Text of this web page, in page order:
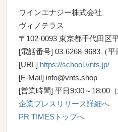
ワインエナジー株式会社
ヴィノテラス
〒102-0093 東京都千代田区
[電話番号] 03-6268-9683（平
[URL] https://school.vnts.jp/
[E-Mail] info@vnts.shop
[営業時間] 平日9:00～18:00
企業プレスリリース詳細へ
PR TIMESトップへ